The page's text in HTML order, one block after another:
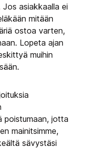
asiakkaalla ei
mitään
ostoa varten,
Lopeta ajan
muihin
poistumaan, jotta
mainitsimme,
sävystäsi